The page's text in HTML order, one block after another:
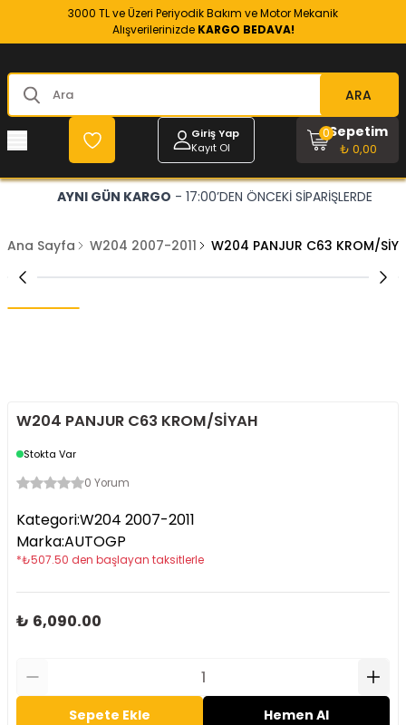
3000 TL ve Üzeri Periyodik Bakım ve Motor Mekanik
Alışverilerinizde KARGO BEDAVA!
ARA
Giriş Yap
Kayıt Ol
Sepetim
₺ 0,00
0
AYNI GÜN KARGO - 17:00’DEN ÖNCEKİ SİPARİŞLERDE
Ana Sayfa W204 2007-2011 W204 PANJUR C63 KROM/
W204 PANJUR C63 KROM/SİYAH
Stokta Var
0 Yorum
Kategori:W204 2007-2011
Marka:AUTOGP
*₺507.50 den başlayan taksitlerle
₺ 6,090.00
Sepete Ekle Hemen Al